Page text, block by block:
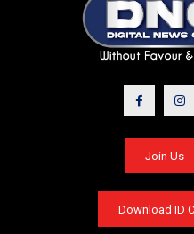
Join Us
Download ID